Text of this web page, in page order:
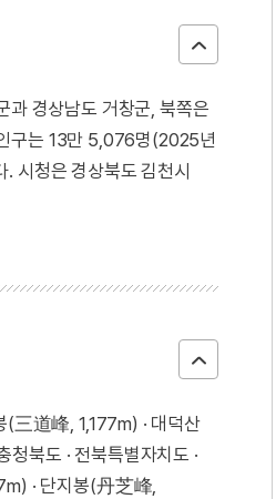
과 경상남도 거창군, 북쪽은
구는 13만 5,076명(2025년
시청은 경상북도 김천시
(三道峰, 1,177m) · 대덕산
북도 · 전북특별자치도 ·
· 단지봉(丹芝峰,